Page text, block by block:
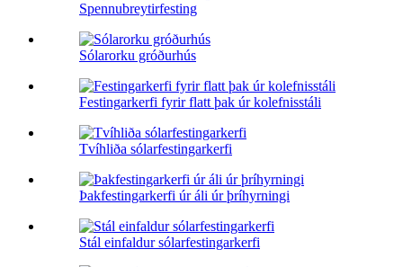
Spennubreytirfesting
Sólarorku gróðurhús
Festingarkerfi fyrir flatt þak úr kolefnisstáli
Tvíhliða sólarfestingarkerfi
Þakfestingarkerfi úr áli úr þríhyrningi
Stál einfaldur sólarfestingarkerfi